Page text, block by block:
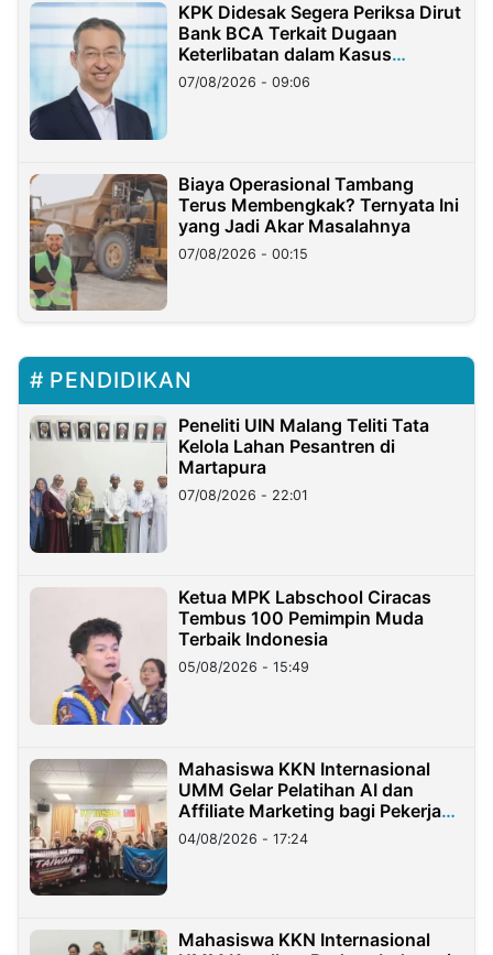
KPK Didesak Segera Periksa Dirut
Bank BCA Terkait Dugaan
Keterlibatan dalam Kasus
Hilangnya Dana Nasabah Rp2,58
Miliar
07/08/2026 - 09:06
Biaya Operasional Tambang
Terus Membengkak? Ternyata Ini
yang Jadi Akar Masalahnya
07/08/2026 - 00:15
PENDIDIKAN
Peneliti UIN Malang Teliti Tata
Kelola Lahan Pesantren di
Martapura
07/08/2026 - 22:01
Ketua MPK Labschool Ciracas
Tembus 100 Pemimpin Muda
Terbaik Indonesia
05/08/2026 - 15:49
Mahasiswa KKN Internasional
UMM Gelar Pelatihan AI dan
Affiliate Marketing bagi Pekerja
Migran Indonesia di Taiwan
04/08/2026 - 17:24
Mahasiswa KKN Internasional